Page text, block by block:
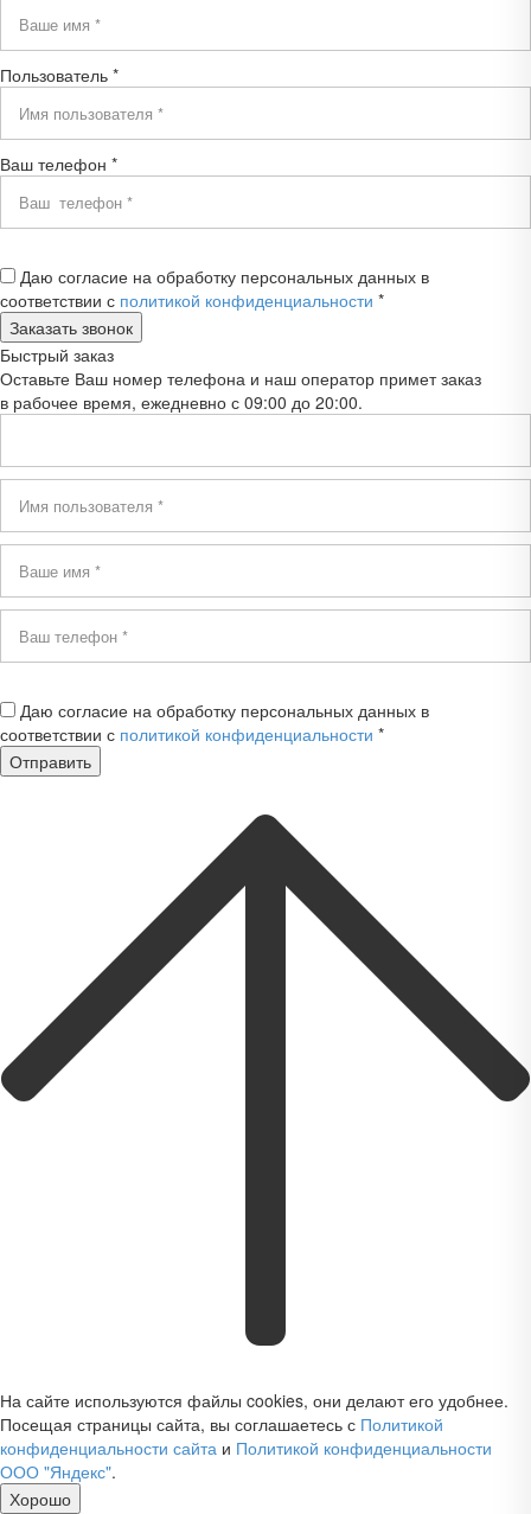
Пользователь *
Ваш телефон *
Даю согласие на обработку персональных данных в
соответствии с политикой конфиденциальности *
Быстрый заказ
Оставьте Ваш номер телефона и наш оператор примет заказ
в рабочее время, ежедневно с 09:00 до 20:00.
Даю согласие на обработку персональных данных в
соответствии с политикой конфиденциальности *
На сайте используются файлы cookies, они делают его удобнее.
Посещая страницы сайта, вы соглашаетесь с Политикой
конфиденциальности сайта и Политикой конфиденциальности
ООО "Яндекс".
Хорошо